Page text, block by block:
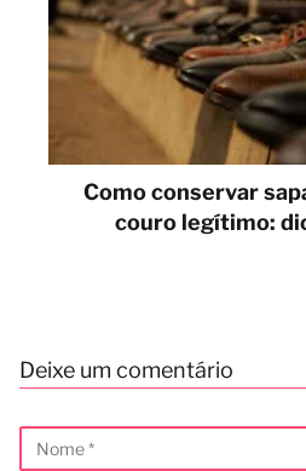
Como conservar
couro legítimo:
Deixe um comentário